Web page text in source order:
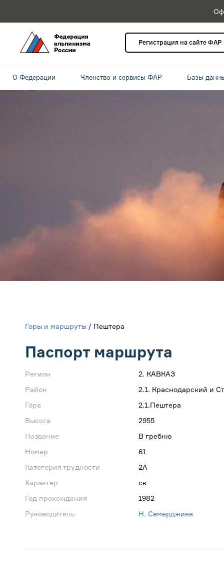
Регистрация на сайте ФАР
О Федерации Членство и сервисы ФАР Базы
Горы и маршруты / Пештера
Паспорт маршрута
Регион
2. КАВКАЗ
Район
2.1. Краснодарский и
Гора
2.1.Пештера
Высота
2955
Название
В гребню
Номер
61
Категория трудности
2А
Характер
ск
Год прохождения
1982
Руководитель
Н. Семерджиев